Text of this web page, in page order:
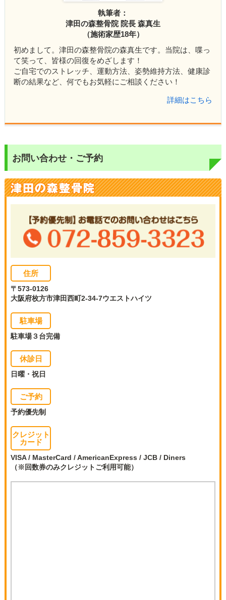
執筆者：
津田の森整骨院 院長 森真生
（施術家歴18年）
初めまして。津田の森整骨院の森真生です。当院は、喋っ
て笑って、皆様の回復をめざします！
ご自宅でのストレッチ、運動方法、姿勢維持方法、健康診
断の結果など、何でもお気軽にご相談ください！
詳細はこちら
お問い合わせ・ご予約
住所
〒573-0126
大阪府枚方市津田西町2-34-7ウエストハイツ
駐車場
駐車場３台完備
休診日
日曜・祝日
ご予約
予約優先制
クレジット
カード
VISA / MasterCard / AmericanExpress / JCB / Diners
（※回数券のみクレジットご利用可能）